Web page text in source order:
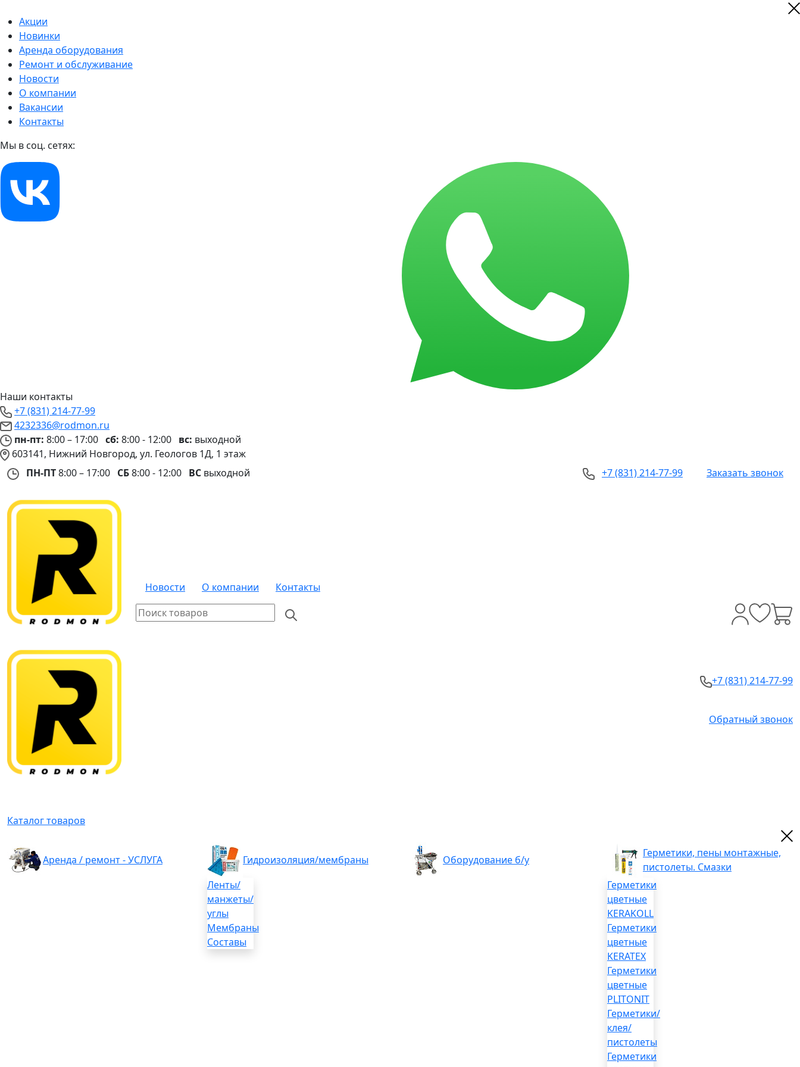
Акции
Новинки
Аренда оборудования
Ремонт и обслуживание
Новости
О компании
Вакансии
Контакты
Мы в соц. сетях:
Наши контакты
+7 (831) 214-77-99
4232336@rodmon.ru
пн-пт: 8:00 – 17:00 сб: 8:00 - 12:00 вс: выходной
603141, Нижний Новгород, ул. Геологов 1Д, 1 этаж
ПН-ПТ8:00 – 17:00 СБ8:00 - 12:00 ВС выходной +7 (831) 214-77-99 Заказать звонок
Новости О компании Контакты
+7 (831) 214-77-99
Обратный звонок
Каталог товаров
Аренда / ремонт - УСЛУГА
Гидроизоляция/мембраны
Ленты/
манжеты/
углы
Мембраны
Составы
Оборудование б/у
Герметики, пены монтажные,
пистолеты. Смазки
Герметики
цветные
KERAKOLL
Герметики
цветные
KERATEX
Герметики
цветные
PLITONIT
Герметики/
клея/
пистолеты
Герметики